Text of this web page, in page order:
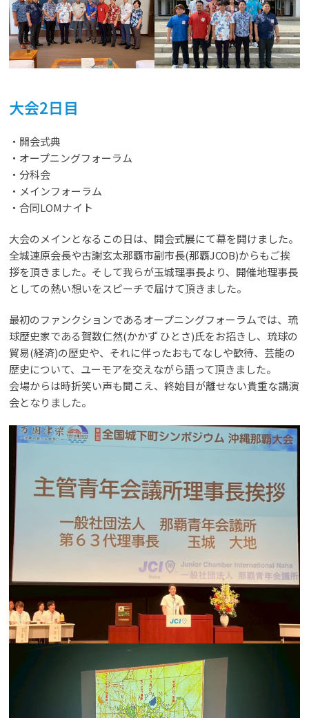
大会2日目
・開会式典
・オープニングフォーラム
・分科会
・メインフォーラム
・合同LOMナイト
大会のメインとなるこの日は、開会式展にて幕を開けました。
全城連原会長や古謝玄太那覇市副市長(那覇JCOB)からもご挨
拶を頂きました。そして我らが玉城理事長より、開催地理事長
としての熱い想いをスピーチで届けて頂きました。
最初のファンクションであるオープニングフォーラムでは、琉
球歴史家である賀数仁然(かかず ひとさ)氏をお招きし、琉球の
貿易(経済)の歴史や、それに伴ったおもてなしや歓待、芸能の
歴史について、ユーモアを交えながら語って頂きました。
会場からは時折笑い声も聞こえ、終始目が離せない貴重な講演
会となりました。